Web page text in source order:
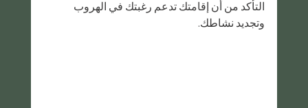
التأكد من أن إقامتك تدعم رغبتك في الهروب
وتجديد نشاطك.